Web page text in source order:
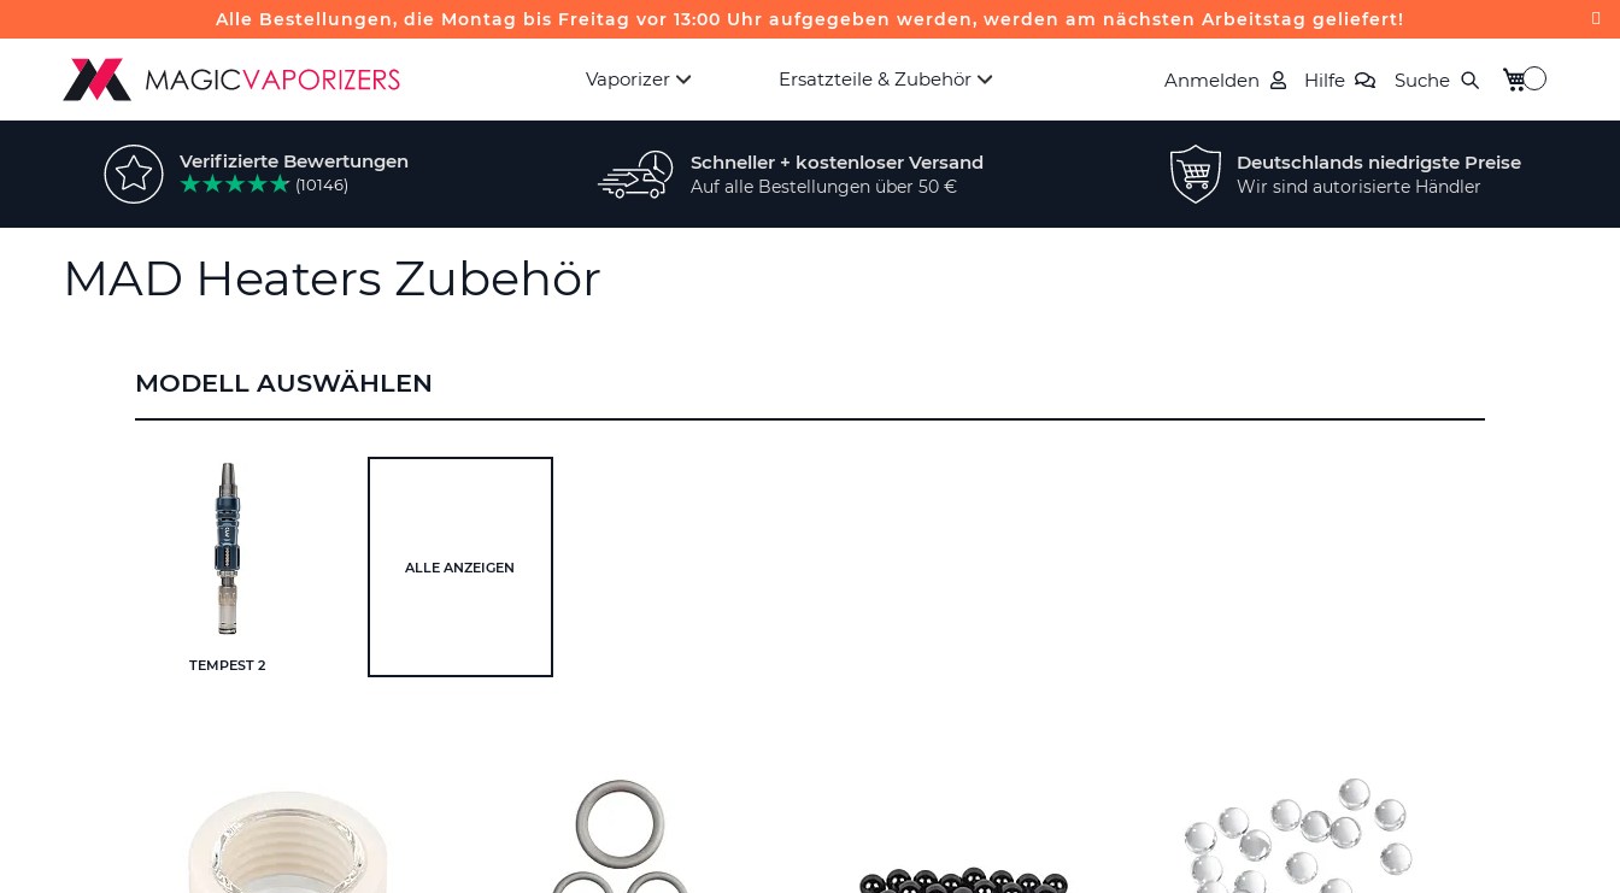
Alle Bestellungen, die Montag bis Freitag vor 13:00 Uhr aufgegeben werden, werden am nächsten Arbeitstag geliefert!
Vaporizer Ersatzteile & Zubehör Anmelden Hilfe Suche Mein
Verifizierte Bewertungen
(10146)
Schneller + kostenloser Versand
Auf alle Bestellungen über 50 €
Deutschlands niedrigste Preise
Wir sind autorisierte Händler
MAD Heaters Zubehör
MODELL AUSWÄHLEN
TEMPEST 2
ALLE ANZEIGEN